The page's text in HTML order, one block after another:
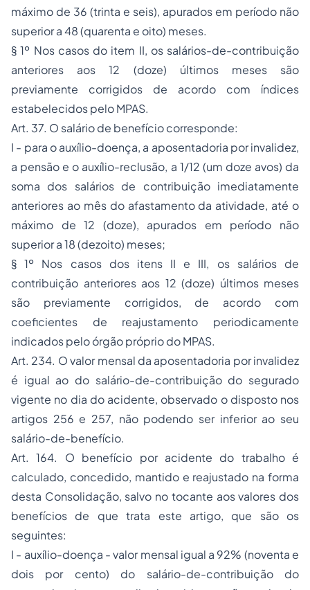
máximo de 36 (trinta e seis), apurados em período não
superior a 48 (quarenta e oito) meses.
§ 1º Nos casos do item II, os salários-de-contribuição
anteriores aos 12 (doze) últimos meses são
previamente corrigidos de acordo com índices
estabelecidos pelo MPAS.
Art. 37. O salário de benefício corresponde:
I - para o auxílio-doença, a aposentadoria por invalidez,
a pensão e o auxílio-reclusão, a 1/12 (um doze avos) da
soma dos salários de contribuição imediatamente
anteriores ao mês do afastamento da atividade, até o
máximo de 12 (doze), apurados em período não
superior a 18 (dezoito) meses;
§ 1º Nos casos dos itens II e III, os salários de
contribuição anteriores aos 12 (doze) últimos meses
são previamente corrigidos, de acordo com
coeficientes de reajustamento periodicamente
indicados pelo órgão próprio do MPAS.
Art. 234. O valor mensal da aposentadoria por invalidez
é igual ao do salário-de-contribuição do segurado
vigente no dia do acidente, observado o disposto nos
artigos 256 e 257, não podendo ser inferior ao seu
salário-de-benefício.
Art. 164. O benefício por acidente do trabalho é
calculado, concedido, mantido e reajustado na forma
desta Consolidação, salvo no tocante aos valores dos
benefícios de que trata este artigo, que são os
seguintes:
I - auxílio-doença - valor mensal igual a 92% (noventa e
dois por cento) do salário-de-contribuição do